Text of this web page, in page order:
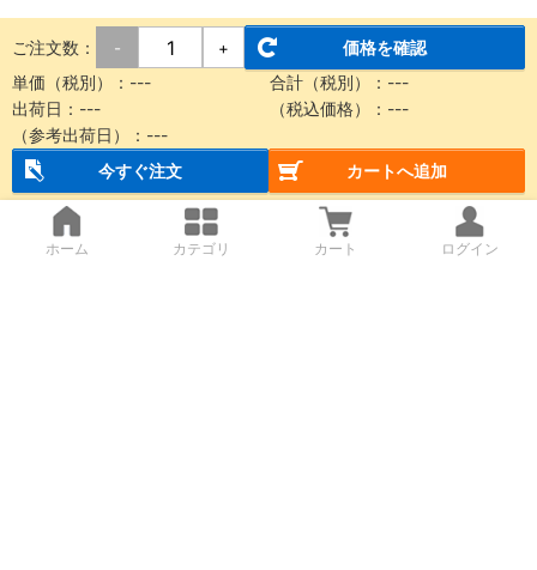
ご注文数： - +
価格を確認
単価（税別）： --- 合計（税別）： ---
出荷日： --- （税込価格）： ---
（参考出荷日）： ---
今すぐ注文
カートへ追加
ホーム カテゴリ カート ログイン